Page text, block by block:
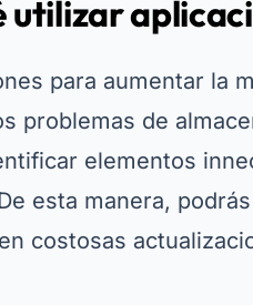
utilizar
para aumentar la
problemas de
elementos
esta manera,
costosas